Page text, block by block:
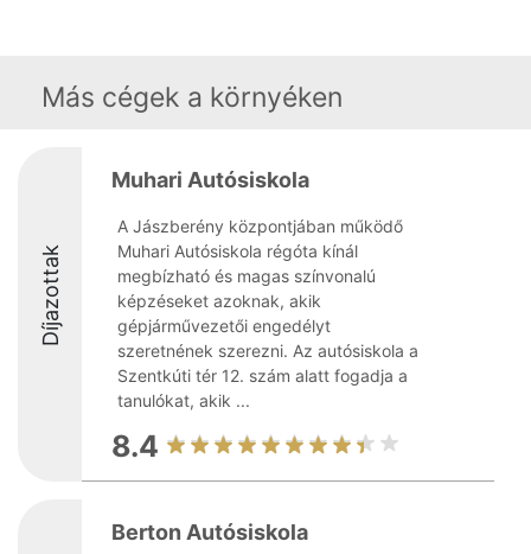
Más cégek a környéken
Díjazottak
Muhari Autósiskola
A Jászberény központjában működő
Muhari Autósiskola régóta kínál
megbízható és magas színvonalú
képzéseket azoknak, akik
gépjárművezetői engedélyt
szeretnének szerezni. Az autósiskola a
Szentkúti tér 12. szám alatt fogadja a
tanulókat, akik ...
8.4
Berton Autósiskola